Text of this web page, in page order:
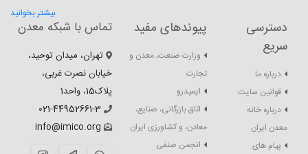
بیشتر بخوانید
دسترسی
سریع
درباره ما
قوانین سایت
درباره خانه
معدن ایران
پیام های
پیوندهای مفید
وزارت صنعت، معدن و
تجارت
ایمیدرو
اتاق بازرگانی، صنایع،
معادن، و کشاورزی ایران
انجمن صنفی
تماس با شبکه معدن
تهران، میدان توحید،
خیابان نصرت غربی،
پلاک15، واحد1
021-44952661-3
info@imico.org